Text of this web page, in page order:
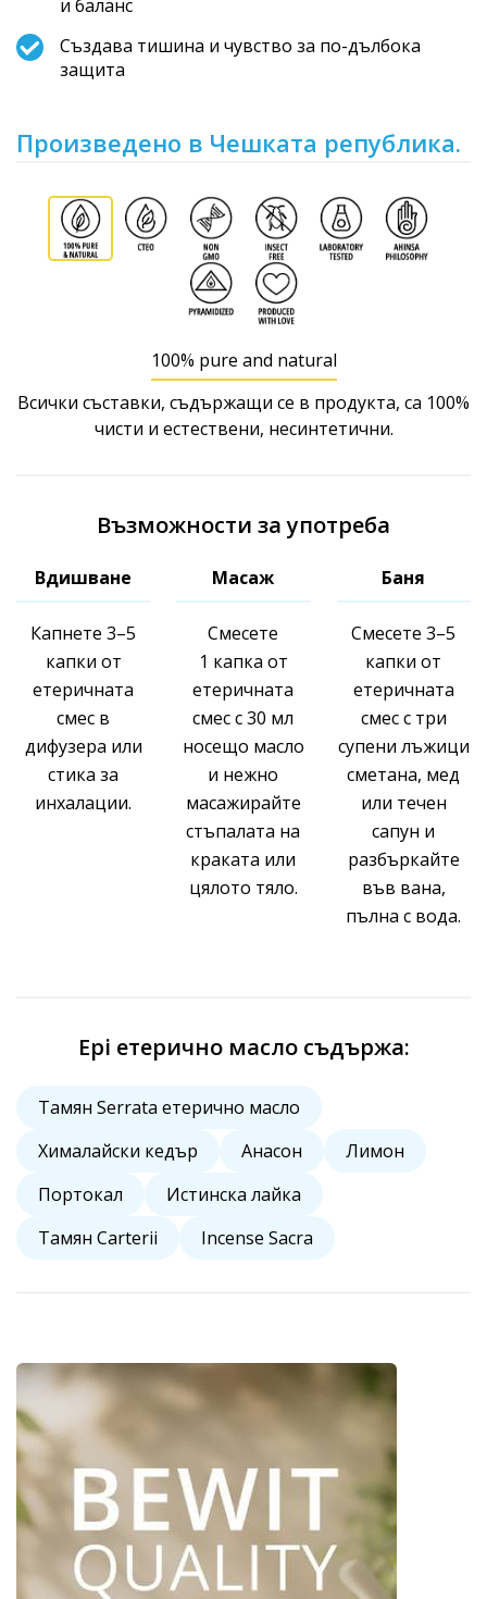
и баланс
Създава тишина и чувство за по-дълбока
защита
Произведено в Чешката република.
100% pure and natural
Всички съставки, съдържащи се в продукта, са 100%
чисти и естествени, несинтетични.
Възможности за употреба
Вдишване
Капнете 3–5
капки от
етеричната
смес в
дифузера или
стика за
инхалации.
Масаж
Смесете
1 капка от
етеричната
смес с 30 мл
носещо масло
и нежно
масажирайте
стъпалата на
краката или
цялото тяло.
Баня
Смесете 3–5
капки от
етеричната
смес с три
супени лъжици
сметана, мед
или течен
сапун и
разбъркайте
във вана,
пълна с вода.
Epi eтерично масло съдържа:
Тамян Serrata етерично масло
Хималайски кедър
Анасон
Лимон
Портокал
Истинска лайка
Тамян Carterii
Incense Sacra